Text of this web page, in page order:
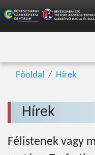
Főoldal Hírek
Hírek
Félistenek vagy